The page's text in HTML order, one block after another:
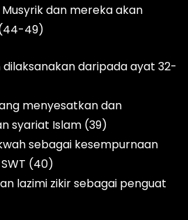
dan mereka akan
49)
daripada ayat 32-
menyesatkan dan
syariat Islam (39)
sebagai kesempurnaan
(40)
lazimi zikir sebagai penguat